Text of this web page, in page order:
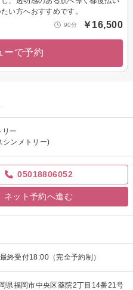
い方へおすすめです。
90分 ￥16,500
ーで予約
ー
シンメトリー)
05018806052
ネット予約へ進む
終受付18:00（完全予約制）
県福岡市中央区薬院2丁目14番21号